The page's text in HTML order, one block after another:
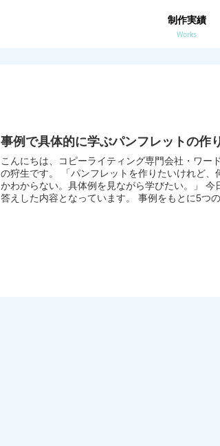
制作実績
Works
事例で具体的に学ぶパンフレットの作
こんにちは、コピーライティング専門会社・ワー
の狩生です。 「パンフレットを作りたいけれど、
かわからない。具体例を見ながら学びたい。」 今
答えした内容となっています。 事例をもとに5つ